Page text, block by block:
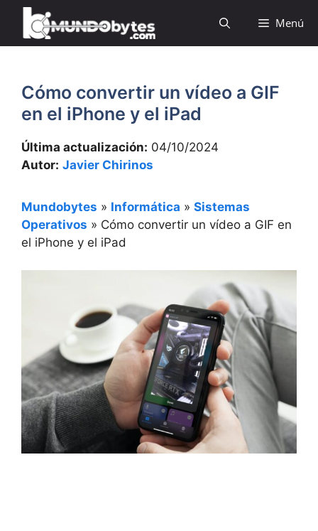
Saltar
contenido
Menú
Cómo convertir un vídeo a GIF
en el iPhone y el iPad
Última actualización: 04/10/2024
Autor: Javier Chirinos
Mundobytes » Informática » Sistemas
Operativos » Cómo convertir un vídeo a GIF en
el iPhone y el iPad